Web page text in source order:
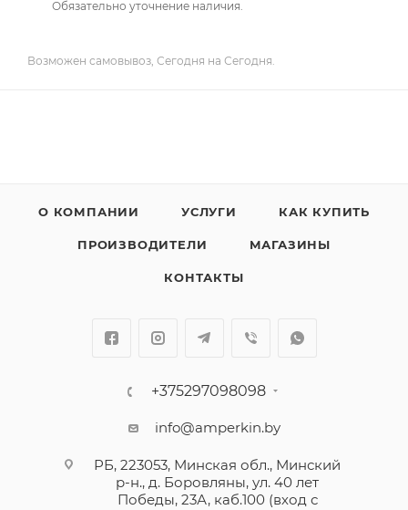
Обязательно уточнение наличия.
Возможен самовывоз, Сегодня на Сегодня.
О КОМПАНИИ УСЛУГИ КАК КУПИТЬ
ПРОИЗВОДИТЕЛИ МАГАЗИНЫ
КОНТАКТЫ
+375297098098
info@amperkin.by
РБ, 223053, Минская обл., Минский
р-н., д. Боровляны, ул. 40 лет
Победы, 23А, каб.100 (вход с